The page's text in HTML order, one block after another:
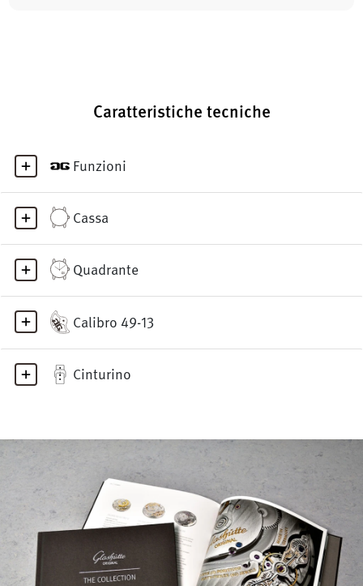
Caratteristiche tecniche
Funzioni
Cassa
Quadrante
Calibro 49-13
Cinturino